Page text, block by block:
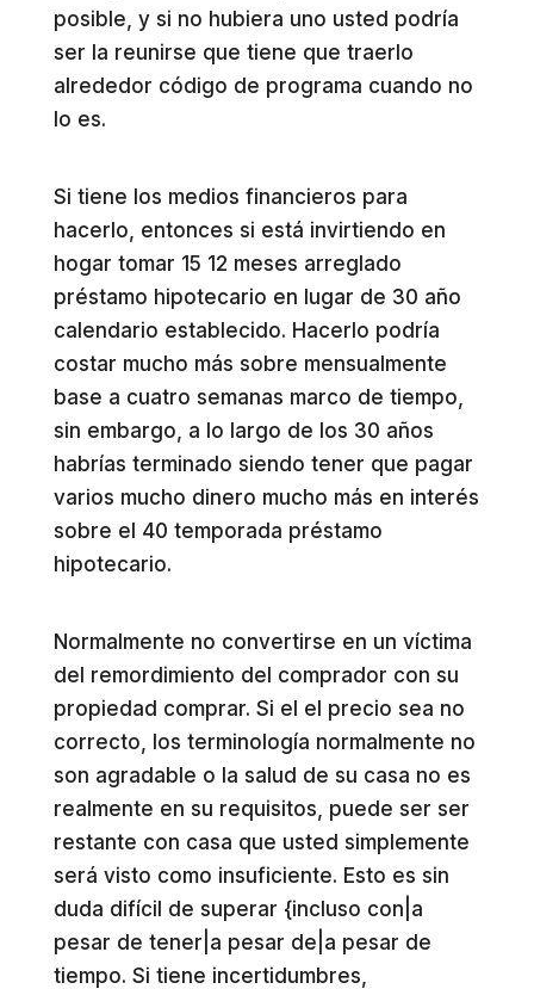
posible, y si no hubiera uno usted podría
ser la reunirse que tiene que traerlo
alrededor código de programa cuando no
lo es.
Si tiene los medios financieros para
hacerlo, entonces si está invirtiendo en
hogar tomar 15 12 meses arreglado
préstamo hipotecario en lugar de 30 año
calendario establecido. Hacerlo podría
costar mucho más sobre mensualmente
base a cuatro semanas marco de tiempo,
sin embargo, a lo largo de los 30 años
habrías terminado siendo tener que pagar
varios mucho dinero mucho más en interés
sobre el 40 temporada préstamo
hipotecario.
Normalmente no convertirse en un víctima
del remordimiento del comprador con su
propiedad comprar. Si el el precio sea no
correcto, los terminología normalmente no
son agradable o la salud de su casa no es
realmente en su requisitos, puede ser ser
restante con casa que usted simplemente
será visto como insuficiente. Esto es sin
duda difícil de superar {incluso con|a
pesar de tener|a pesar de|a pesar de
tiempo. Si tiene incertidumbres,